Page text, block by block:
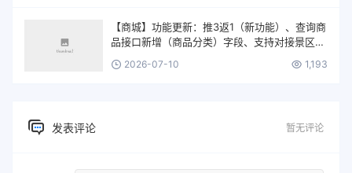
【商城】功能更新：推3返1（新功能）、查询商
品接口新增（商品分类）字段、支持对接景区闸
2026-07-10 1,193
发表评论 暂无评论